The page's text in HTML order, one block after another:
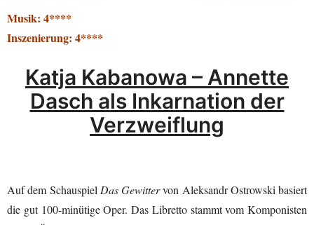
Musik: 4****
Inszenierung: 4****
Katja Kabanowa – Annette
Dasch als Inkarnation der
Verzweiflung
Auf dem SchauspielDas Gewittervon Aleksandr Ostrowski basiert
die gut 100-minütige Oper. Das Libretto stammt vom Komponisten